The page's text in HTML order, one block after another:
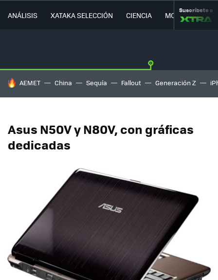
ANÁLISIS XATAKA SELECCIÓN CIENCIA MOVILIDAD
Suscríbete a
HOY SE HABLA DE
AEMET China Sequía Fallout Generación Z
Asus N50V y N80V, con gráficas
dedicadas